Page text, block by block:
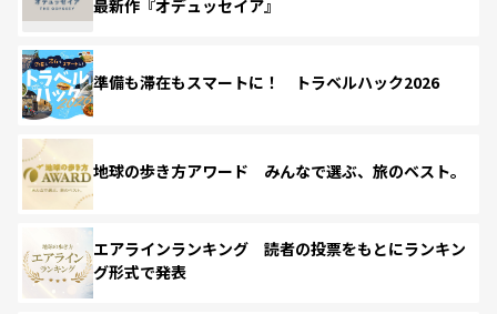
最新作『オデュッセイア』
準備も滞在もスマートに！ トラベルハック2026
地球の歩き方アワード みんなで選ぶ、旅のベスト。
エアラインランキング 読者の投票をもとにランキン
グ形式で発表